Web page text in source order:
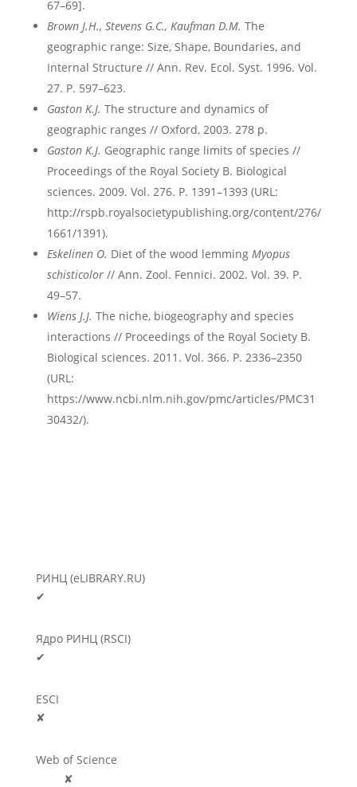
67–69].
Brown J.H., Stevens G.C., Kaufman D.M. The
geographic range: Size, Shape, Boundaries, and
Internal Structure // Ann. Rev. Ecol. Syst. 1996. Vol.
27. P. 597–623.
Gaston K.J. The structure and dynamics of
geographic ranges // Oxford, 2003. 278 p.
Gaston K.J. Geographic range limits of species //
Proceedings of the Royal Society B. Biological
sciences. 2009. Vol. 276. P. 1391–1393 (URL:
http://rspb.royalsocietypublishing.org/content/276/
1661/1391).
Eskelinen O. Diet of the wood lemming Myopus
schisticolor// Ann. Zool. Fennici. 2002. Vol. 39. P.
49–57.
Wiens J.J. The niche, biogeography and species
interactions // Proceedings of the Royal Society B.
Biological sciences. 2011. Vol. 366. P. 2336–2350
(URL:
https://www.ncbi.nlm.nih.gov/pmc/articles/PMC31
30432/).
РИНЦ (eLIBRARY.RU)
✔
Ядро РИНЦ (RSCI)
✔
ESCI
✘
Web of Science
✘